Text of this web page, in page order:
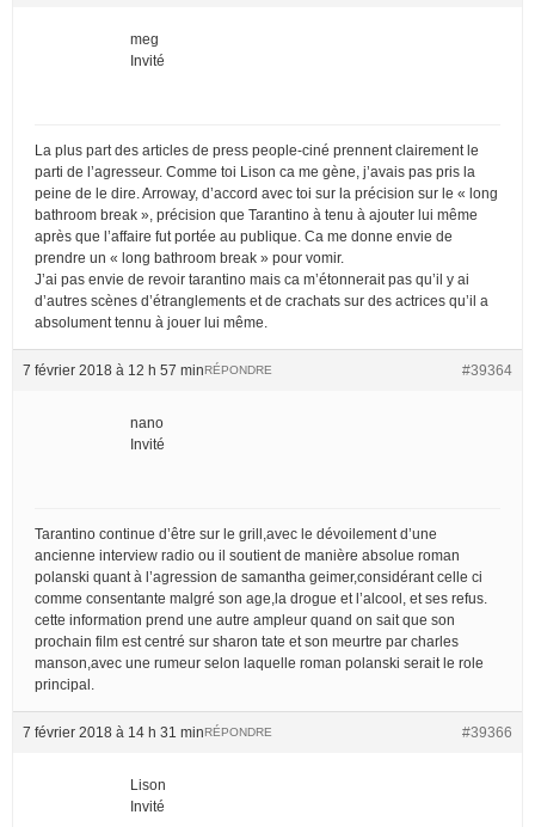
meg
Invité
La plus part des articles de press people-ciné prennent clairement le
parti de l’agresseur. Comme toi Lison ca me gène, j’avais pas pris la
peine de le dire. Arroway, d’accord avec toi sur la précision sur le « long
bathroom break », précision que Tarantino à tenu à ajouter lui même
après que l’affaire fut portée au publique. Ca me donne envie de
prendre un « long bathroom break » pour vomir.
J’ai pas envie de revoir tarantino mais ca m’étonnerait pas qu’il y ai
d’autres scènes d’étranglements et de crachats sur des actrices qu’il a
absolument tennu à jouer lui même.
7 février 2018 à 12 h 57 min #39364
RÉPONDRE
nano
Invité
Tarantino continue d’être sur le grill,avec le dévoilement d’une
ancienne interview radio ou il soutient de manière absolue roman
polanski quant à l’agression de samantha geimer,considérant celle ci
comme consentante malgré son age,la drogue et l’alcool, et ses refus.
cette information prend une autre ampleur quand on sait que son
prochain film est centré sur sharon tate et son meurtre par charles
manson,avec une rumeur selon laquelle roman polanski serait le role
principal.
7 février 2018 à 14 h 31 min #39366
RÉPONDRE
Lison
Invité